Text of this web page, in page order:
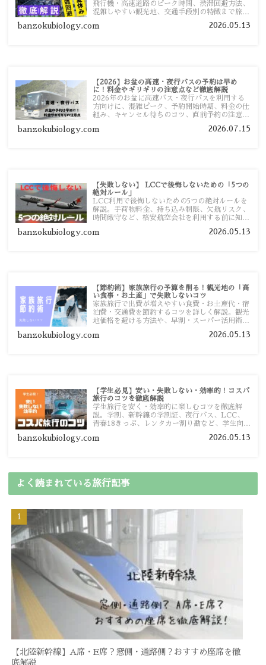
飛行機・高速道路のピーク時間、渋滞回避方法、
混雑しやすい観光地、交通手段別の特徴まで旅行
banzokubiology.com 2026.05.13
【2026】お盆の高速・夜行バスの予約は早め
に！料金やギリギリの注意点など徹底解説
2026年のお盆に高速バス・夜行バスを利用する
方向けに、混雑ピーク、予約開始時期、料金の仕
組み、キャンセル待ちのコツ、直前予約の注意点
banzokubiology.com 2026.07.15
【失敗しない】 LCCで後悔しないための「5つの
絶対ルール」
LCC利用で後悔しないための5つの絶対ルールを
解説。手荷物料金、持ち込み制限、欠航リスク、
時間厳守など、格安航空会社を利用する前に知っ
す。
banzokubiology.com 2026.05.13
【節約術】家族旅行の予算を削る！観光地の「高
い食事・お土産」で失敗しないコツ
家族旅行で出費が増えやすい食費・お土産代・宿
泊費・交通費を節約するコツを詳しく解説。観光
地価格を避ける方法や、早割・スーパー活用術、
banzokubiology.com 2026.05.13
【学生必見】安い・失敗しない・効率的！コスパ
旅行のコツを徹底解説
学生旅行を安く・効率的に楽しむコツを徹底解
説。学割、新幹線の学割証、夜行バス、LCC、
青春18きっぷ、レンタカー割り勘など、学生向け
banzokubiology.com 2026.05.13
よく読まれている旅行記事
【北陸新幹線】A席・E席？窓側・通路側？おすすめ座席を徹
底解説